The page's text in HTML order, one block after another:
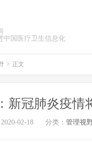
中国医疗卫生信息化
> 正文
新冠肺炎疫情
2020-02-18 分类： 管理视